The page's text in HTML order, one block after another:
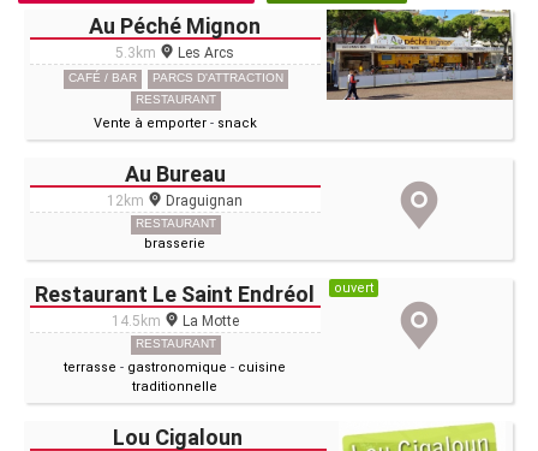
Au Péché Mignon
5.3km Les Arcs
CAFÉ / BAR
PARCS D'ATTRACTION
RESTAURANT
Vente à emporter - snack
Au Bureau
12km Draguignan
RESTAURANT
brasserie
Restaurant Le Saint Endréol
14.5km La Motte
RESTAURANT
terrasse - gastronomique - cuisine
traditionnelle
ouvert
Lou Cigaloun